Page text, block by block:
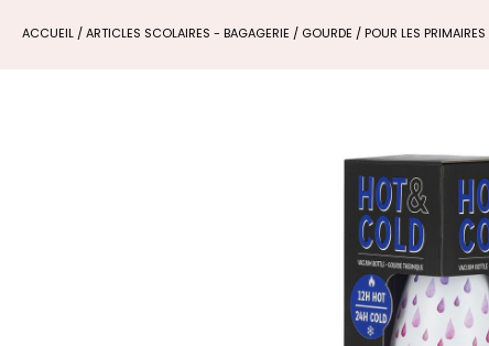
ACCUEIL /ARTICLES SCOLAIRES - BAGAGERIE / GOURDE /POUR LES PRIMAIRES